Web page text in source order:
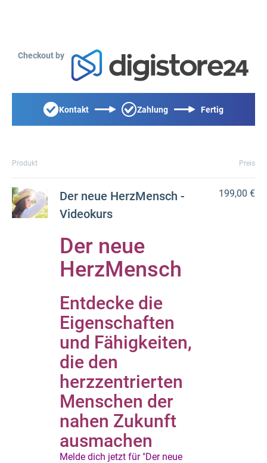
Checkout by
Kontakt Zahlung Fertig
Produkt Preis
Der neue HerzMensch -
Videokurs
Der neue
HerzMensch
Entdecke die
Eigenschaften
und Fähigkeiten,
die den
herzzentrierten
Menschen der
nahen Zukunft
ausmachen
Melde dich jetzt für "Der neue
199,00 €